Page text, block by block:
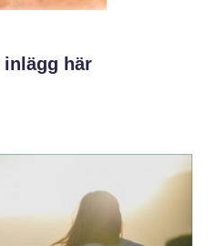
inlägg här